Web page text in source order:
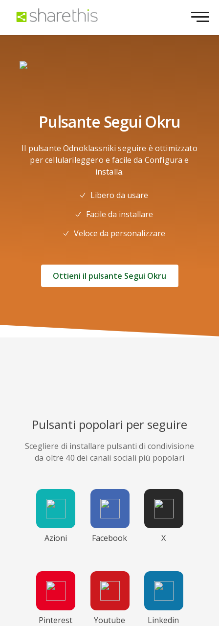
Pulsante Segui Okru
Il pulsante Odnoklassniki seguire è ottimizzato
per cellularileggero e facile da Configura e
installa.
Libero da usare
Facile da installare
Veloce da personalizzare
Ottieni il pulsante Segui Okru
Pulsanti popolari per seguire
Scegliere di installare pulsanti di condivisione
da oltre 40 dei canali sociali più popolari
Azioni Facebook X
Pinterest Youtube Linkedin